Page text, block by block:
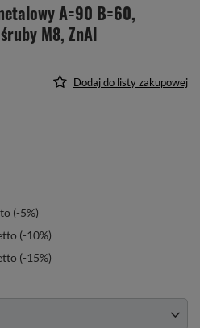
A=90 B=60,
M8, ZnAl
Dodaj do listy zakupowej
(-5%)
(-10%)
(-15%)